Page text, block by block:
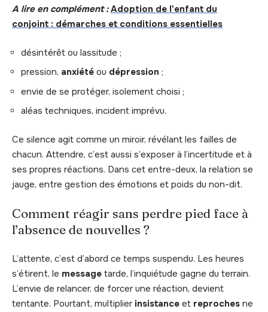
A lire en complément : Adoption de l'enfant du
conjoint : démarches et conditions essentielles
désintérêt ou lassitude ;
pression, anxiété ou dépression ;
envie de se protéger, isolement choisi ;
aléas techniques, incident imprévu.
Ce silence agit comme un miroir, révélant les failles de
chacun. Attendre, c’est aussi s’exposer à l’incertitude et à
ses propres réactions. Dans cet entre-deux, la relation se
jauge, entre gestion des émotions et poids du non-dit.
Comment réagir sans perdre pied face à
l’absence de nouvelles ?
L’attente, c’est d’abord ce temps suspendu. Les heures
s’étirent, le message tarde, l’inquiétude gagne du terrain.
L’envie de relancer, de forcer une réaction, devient
tentante. Pourtant, multiplier insistance et reproches ne